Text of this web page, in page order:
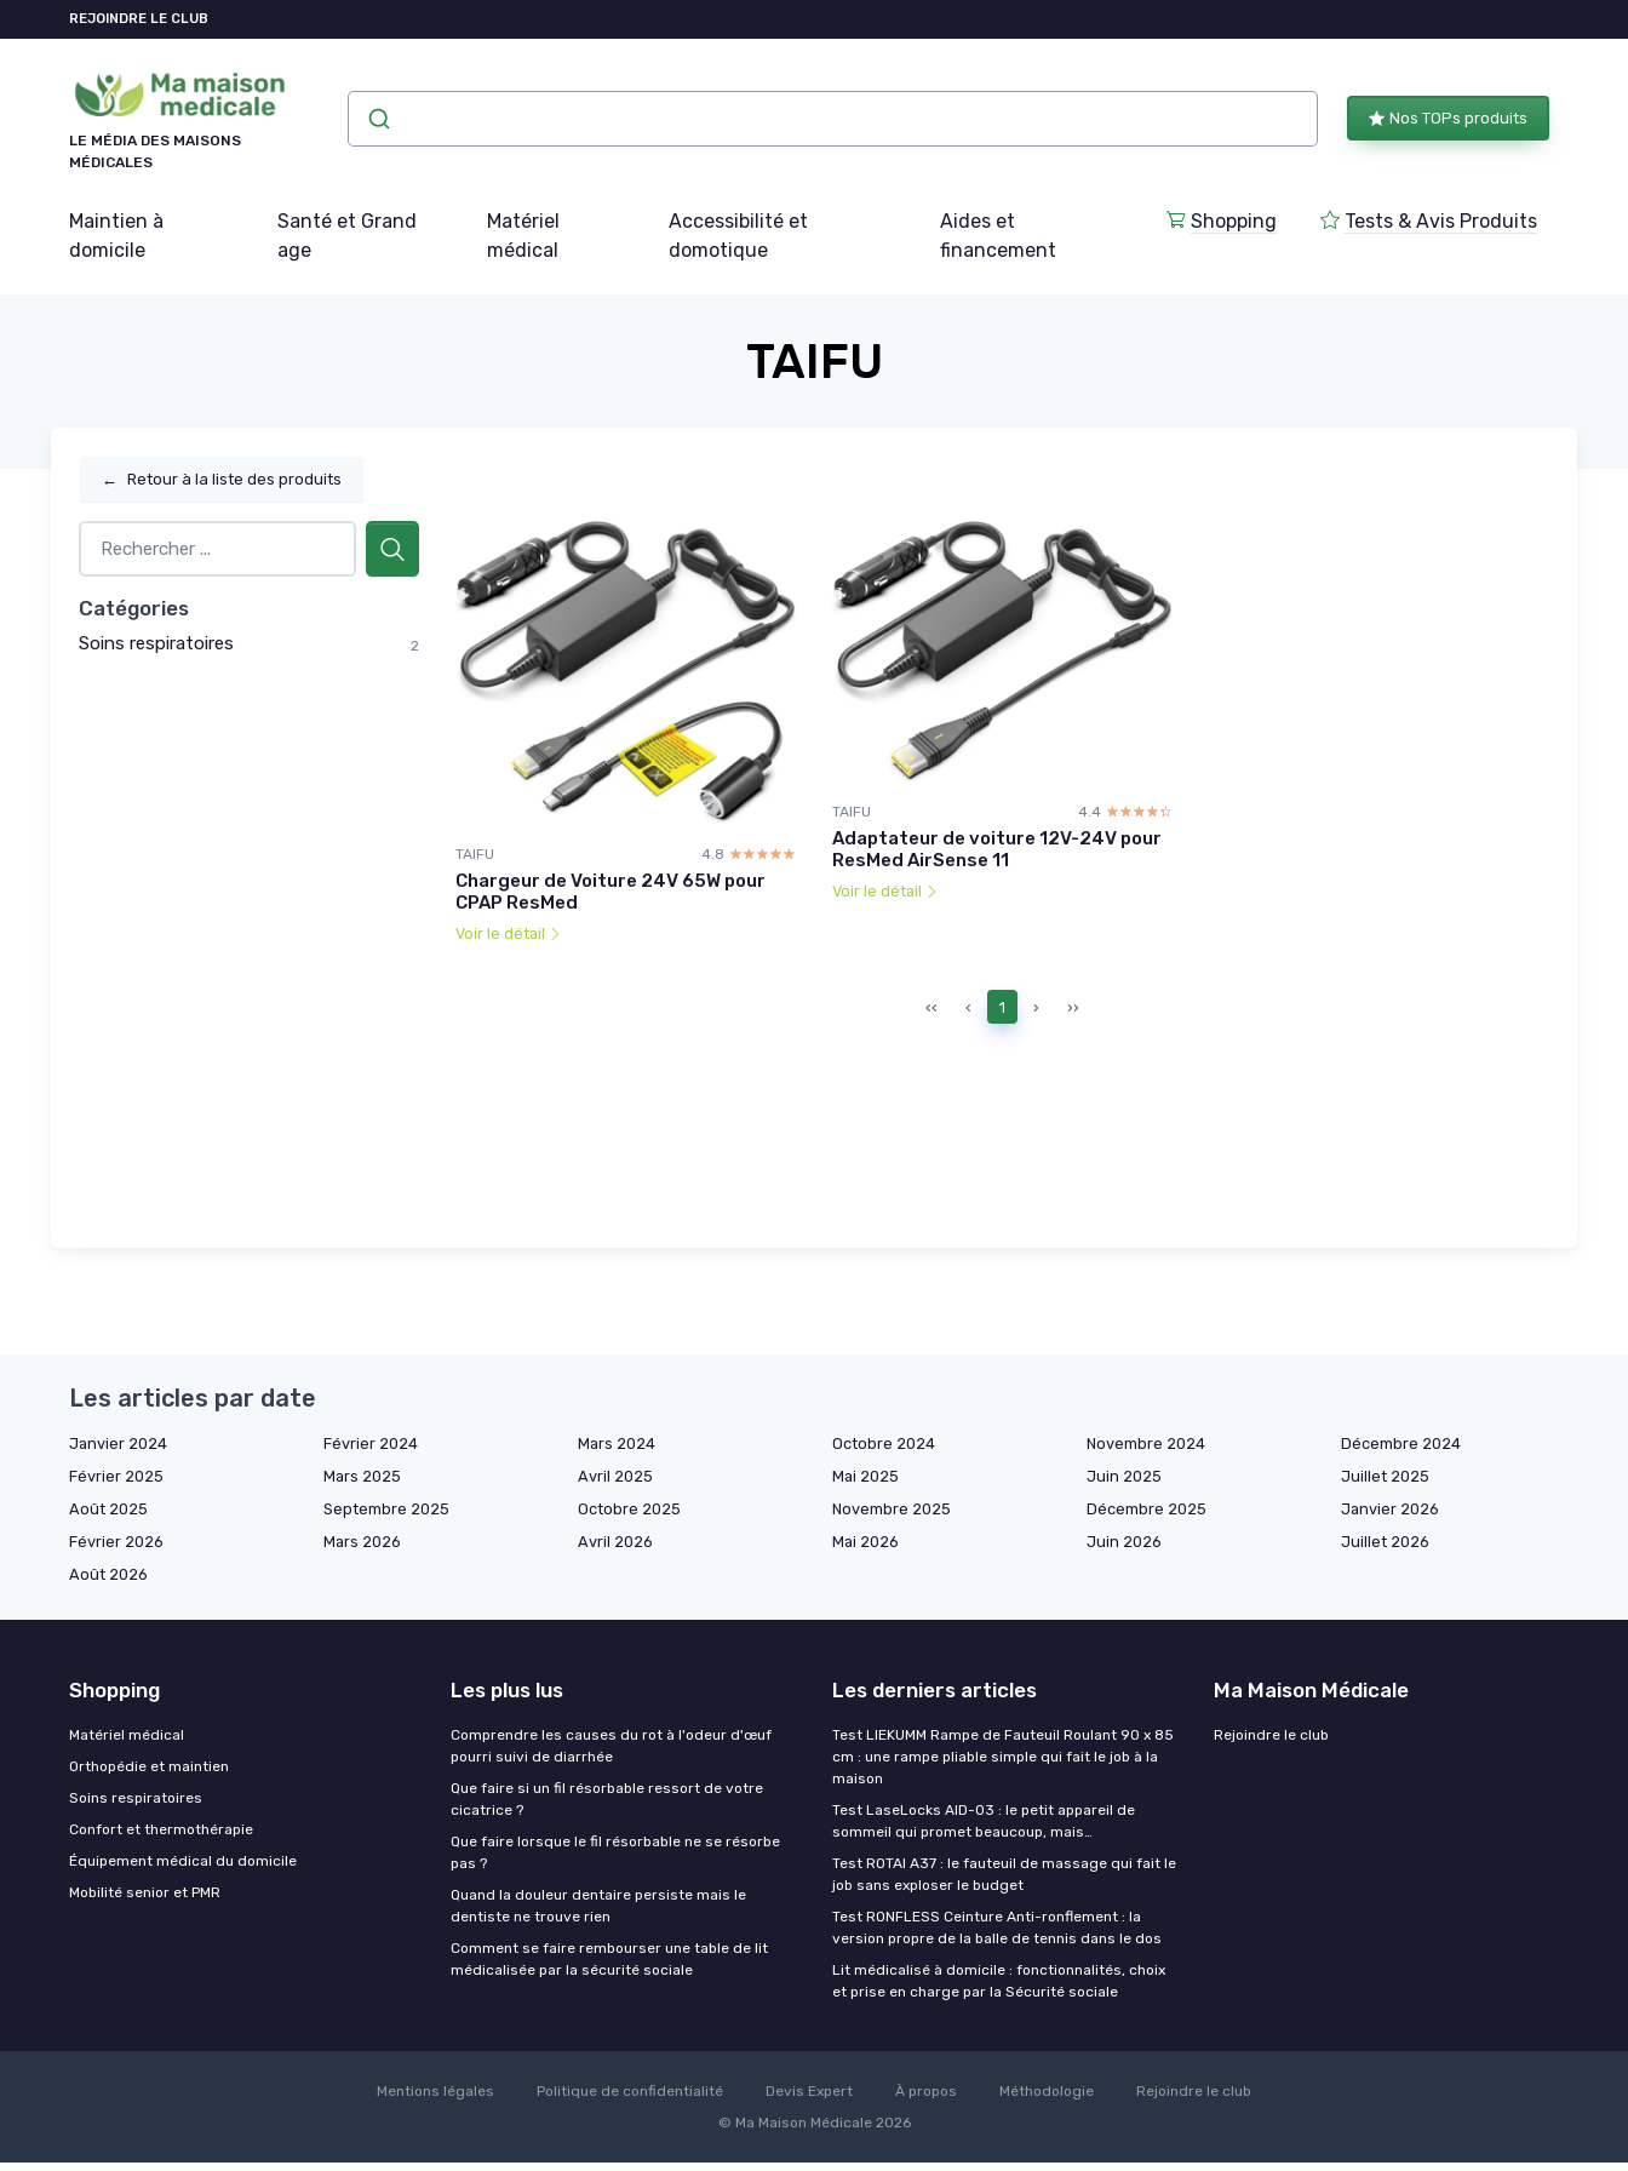
REJOINDRE LE CLUB
LE MÉDIA DES MAISONS
MÉDICALES
Nos TOPs produits
Maintien à
domicile
Santé et Grand
age
Matériel
médical
Accessibilité et
domotique
Aides et
financement
Shopping Tests & Avis Produits
TAIFU
← Retour à la liste des produits
Catégories
Soins respiratoires 2
TAIFU 4.8 ☆☆☆☆☆
★★★★★
Chargeur de Voiture 24V 65W pour
CPAP ResMed
Voir le détail
TAIFU 4.4 ☆☆☆☆☆
★★★★★
Adaptateur de voiture 12V-24V pour
ResMed AirSense 11
Voir le détail
‹‹ ‹ 1 › ››
Les articles par date
Janvier 2024 Février 2024 Mars 2024 Octobre 2024 Novembre 2024
Décembre 2024
Février 2025
Mars 2025 Avril 2025 Mai 2025 Juin 2025
Juillet 2025
Août 2025
Septembre 2025 Octobre 2025 Novembre 2025 Décembre 2025
Janvier 2026
Février 2026
Mars 2026 Avril 2026 Mai 2026 Juin 2026
Juillet 2026
Août 2026
Shopping
Matériel médical
Orthopédie et maintien
Soins respiratoires
Confort et thermothérapie
Équipement médical du domicile
Mobilité senior et PMR
Les plus lus
Comprendre les causes du rot à l'odeur d'œuf
pourri suivi de diarrhée
Que faire si un fil résorbable ressort de votre
cicatrice ?
Que faire lorsque le fil résorbable ne se résorbe
pas ?
Quand la douleur dentaire persiste mais le
dentiste ne trouve rien
Comment se faire rembourser une table de lit
médicalisée par la sécurité sociale
Les derniers articles
Test LIEKUMM Rampe de Fauteuil Roulant 90 x 85
cm : une rampe pliable simple qui fait le job à la
maison
Test LaseLocks AID-03 : le petit appareil de
sommeil qui promet beaucoup, mais…
Test ROTAI A37 : le fauteuil de massage qui fait le
job sans exploser le budget
Test RONFLESS Ceinture Anti-ronflement : la
version propre de la balle de tennis dans le dos
Lit médicalisé à domicile : fonctionnalités, choix
et prise en charge par la Sécurité sociale
Ma Maison Médicale
Rejoindre le club
Mentions légales Politique de confidentialité Devis Expert À propos Méthodologie
Rejoindre le club
© Ma Maison Médicale 2026
Panneau de gestion des cookies